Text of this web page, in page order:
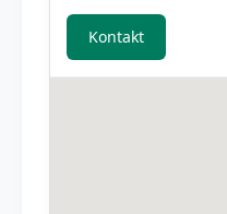
Kontakt